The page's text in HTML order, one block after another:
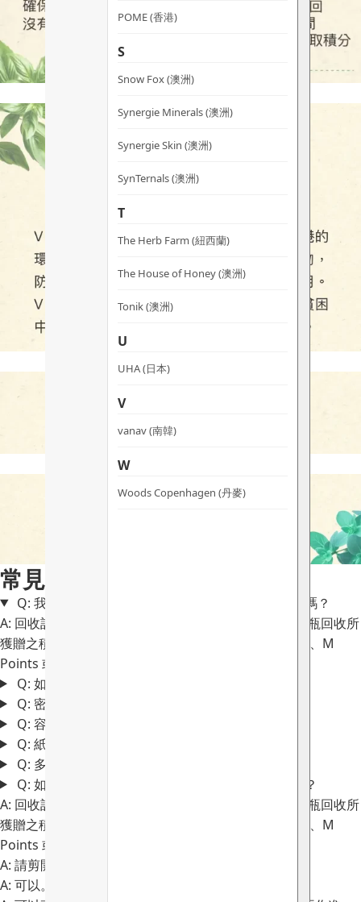
POME (香港)
S
Snow Fox (澳洲)
Synergie Minerals (澳洲)
Synergie Skin (澳洲)
SynTernals (澳洲)
T
The Herb Farm (紐西蘭)
The House of Honey (澳洲)
Tonik (澳洲)
U
UHA (日本)
V
vanav (南韓)
W
Woods Copenhagen (丹麥)
常見問題
Q: 我需要開另一個會員帳號以儲存回收計劃的積分嗎？
A: 回收計劃的積分會存於您的 Go Clean 會員戶口；空瓶回收所
獲贈之積分只適用於兌換指定禮品，不能兌換電子印花、M
Points 或現金。
Q: 如何清洗牙膏裝產品？
Q: 密封的塑膠容器可以回收嗎？
Q: 容器上的的貼紙要先清除嗎？
Q: 紙質包裝可回收嗎？
Q: 多件裝產品*如何計算積分？
Q: 如果不肯定產品是否可以回收，可以在哪裏查看？
A: 回收計劃的積分會存於您的 Go Clean 會員戶口；空瓶回收所
獲贈之積分只適用於兌換指定禮品，不能兌換電子印花、M
Points 或現金。
A: 請剪開產品尾部，以清洗乾淨。
A: 可以。